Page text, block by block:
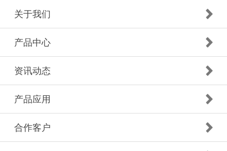
关于我们
产品中心
资讯动态
产品应用
合作客户